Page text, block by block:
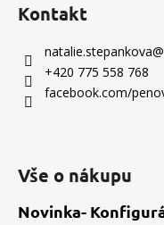
Kontakt
natalie.stepankova@
+420 775 558 768
facebook.com/
Vše o nákupu
Novinka-